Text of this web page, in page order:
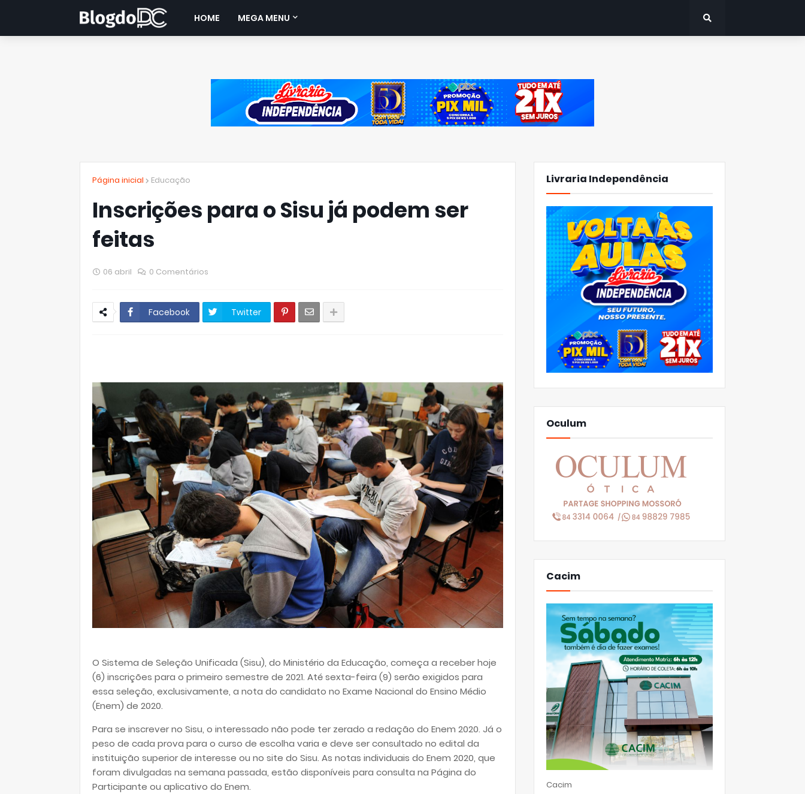
HOME MEGA MENU
Página inicial Educação
Inscrições para o Sisu já podem ser
feitas
06 abril 0 Comentários
Facebook Twitter
O Sistema de Seleção Unificada (Sisu), do Ministério da Educação, começa a receber hoje
(6) inscrições para o primeiro semestre de 2021. Até sexta-feira (9) serão exigidos para
essa seleção, exclusivamente, a nota do candidato no Exame Nacional do Ensino Médio
(Enem) de 2020.
Para se inscrever no Sisu, o interessado não pode ter zerado a redação do Enem 2020. Já o
peso de cada prova para o curso de escolha varia e deve ser consultado no edital da
instituição superior de interesse ou no site do Sisu. As notas individuais do Enem 2020, que
foram divulgadas na semana passada, estão disponíveis para consulta na Página do
Participante ou aplicativo do Enem.
Livraria Independência
Oculum
Cacim
Cacim